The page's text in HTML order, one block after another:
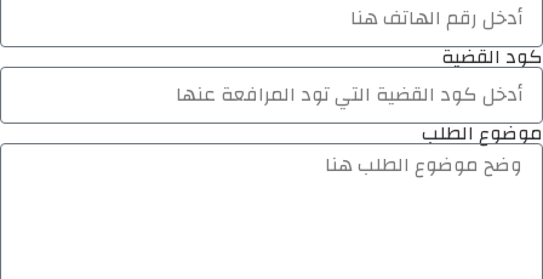
كود القضية
موضوع الطلب